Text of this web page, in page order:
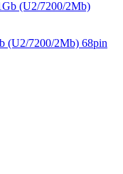
(U2/7200/2Mb) 68pin